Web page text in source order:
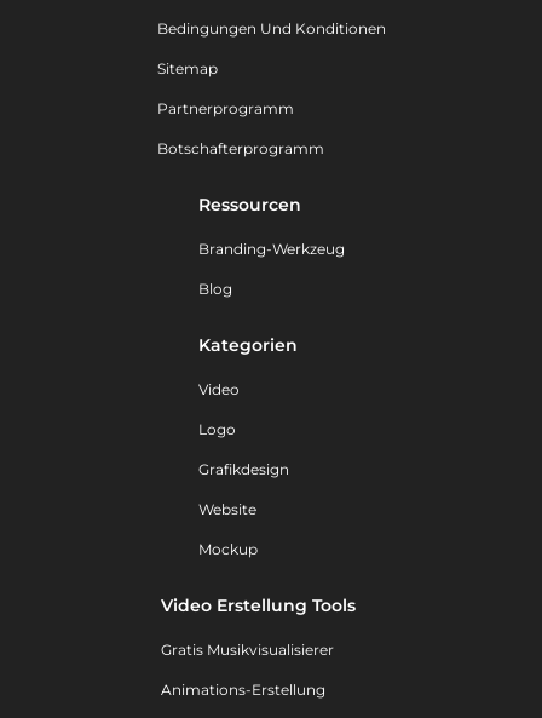
Bedingungen Und Konditionen
Sitemap
Partnerprogramm
Botschafterprogramm
Ressourcen
Branding-Werkzeug
Blog
Kategorien
Video
Logo
Grafikdesign
Website
Mockup
Video Erstellung Tools
Gratis Musikvisualisierer
Animations-Erstellung